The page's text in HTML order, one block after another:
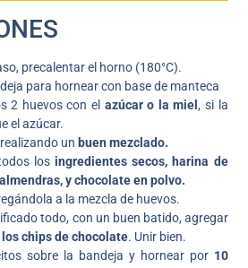
precalentar el horno (180°C).
para hornear con base de manteca
2 huevos con el azúcar o la miel, si la
el azúcar.
unbuen mezclado.
losingredientes secos, harina de
y chocolate en polvo.
a la mezcla de huevos.
todo, con un buen batido, agregar
chips de chocolate. Unir bien.
sobre la bandeja y hornear por 10